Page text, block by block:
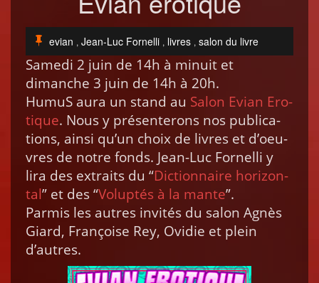
evian , Jean-Luc Fornelli , livres , salon du livre
Same­di 2 juin de 14h à minu­it et
dimanche 3 juin de 14h à 20h.
HumuS aura un stand au Salon Evian Ero­
tique. Nous y présen­terons nos pub­li­ca­
tions, ain­si qu’un choix de livres et d’oeu­
vres de notre fonds. Jean-Luc For­nel­li y
lira des extraits du “Dic­tio­n­naire hor­i­zon­
tal” et des “Volup­tés à la mante”.
Parmis les autres invités du salon Agnès
Gia­rd, Françoise Rey, Ovi­die et plein
d’autres.